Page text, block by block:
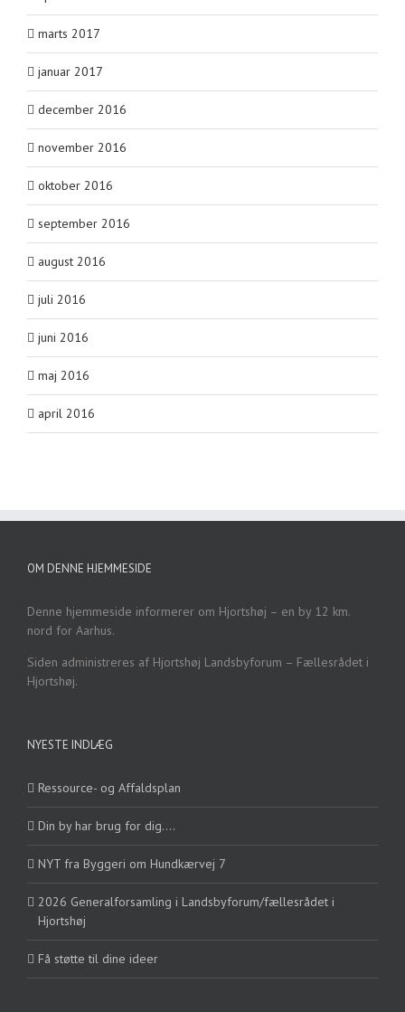
marts 2017
januar 2017
december 2016
november 2016
oktober 2016
september 2016
august 2016
juli 2016
juni 2016
maj 2016
april 2016
OM DENNE HJEMMESIDE
Denne hjemmeside informerer om Hjortshøj – en by 12 km.
nord for Aarhus.
Siden administreres af Hjortshøj Landsbyforum – Fællesrådet i
Hjortshøj.
NYESTE INDLÆG
Ressource- og Affaldsplan
Din by har brug for dig….
NYT fra Byggeri om Hundkærvej 7
2026 Generalforsamling i Landsbyforum/fællesrådet i
Hjortshøj
Få støtte til dine ideer